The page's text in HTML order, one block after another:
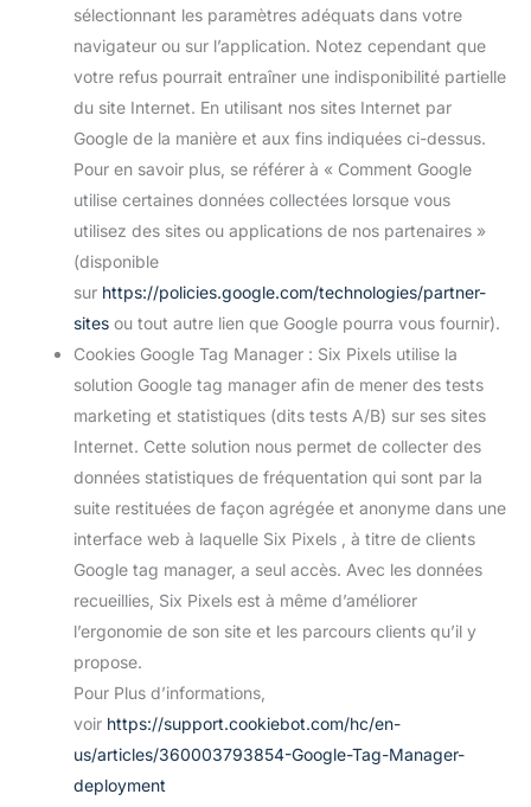
sélectionnant les paramètres adéquats dans votre
navigateur ou sur l’application. Notez cependant que
votre refus pourrait entraîner une indisponibilité partielle
du site Internet. En utilisant nos sites Internet par
Google de la manière et aux fins indiquées ci-dessus.
Pour en savoir plus, se référer à « Comment Google
utilise certaines données collectées lorsque vous
utilisez des sites ou applications de nos partenaires »
(disponible
sur https://policies.google.com/technologies/partner-
sites ou tout autre lien que Google pourra vous fournir).
Cookies Google Tag Manager : Six Pixels utilise la
solution Google tag manager afin de mener des tests
marketing et statistiques (dits tests A/B) sur ses sites
Internet. Cette solution nous permet de collecter des
données statistiques de fréquentation qui sont par la
suite restituées de façon agrégée et anonyme dans une
interface web à laquelle Six Pixels , à titre de clients
Google tag manager, a seul accès. Avec les données
recueillies, Six Pixels est à même d’améliorer
l’ergonomie de son site et les parcours clients qu’il y
propose.
Pour Plus d’informations,
voir https://support.cookiebot.com/hc/en-
us/articles/360003793854-Google-Tag-Manager-
deployment